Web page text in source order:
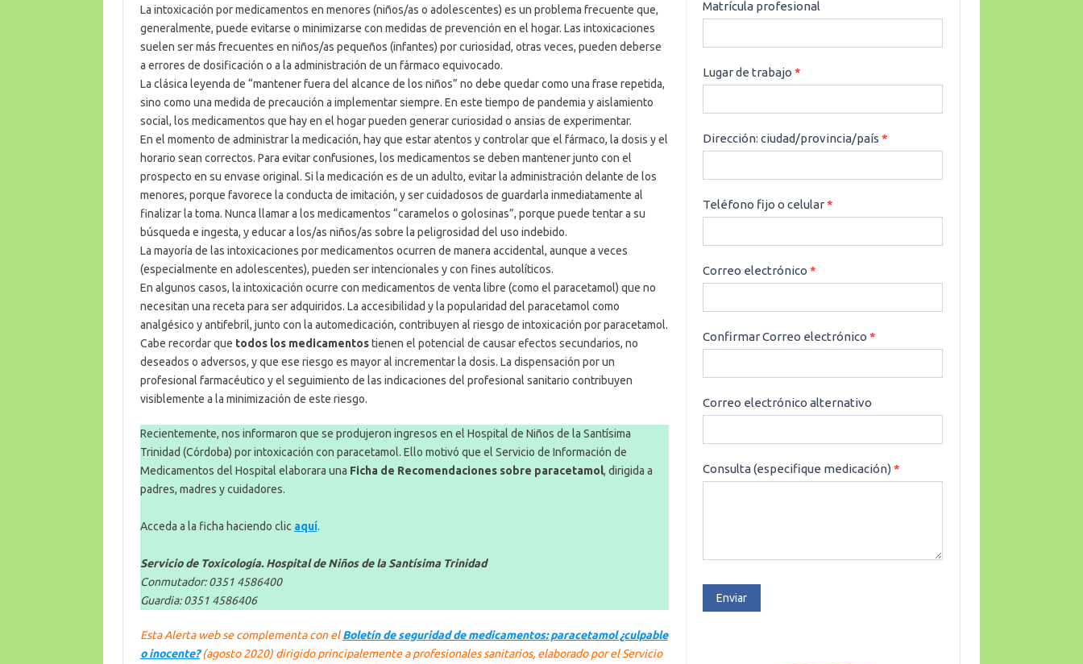
La intoxicación por medicamentos en menores (niños/as o adolescentes) es un problema frecuente que,
generalmente, puede evitarse o minimizarse con medidas de prevención en el hogar. Las intoxicaciones
suelen ser más frecuentes en niños/as pequeños (infantes) por curiosidad, otras veces, pueden deberse
a errores de dosificación o a la administración de un fármaco equivocado.
La clásica leyenda de “mantener fuera del alcance de los niños” no debe quedar como una frase repetida,
sino como una medida de precaución a implementar siempre. En este tiempo de pandemia y aislamiento
social, los medicamentos que hay en el hogar pueden generar curiosidad o ansias de experimentar.
En el momento de administrar la medicación, hay que estar atentos y controlar que el fármaco, la dosis y el
horario sean correctos. Para evitar confusiones, los medicamentos se deben mantener junto con el
prospecto en su envase original. Si la medicación es de un adulto, evitar la administración delante de los
menores, porque favorece la conducta de imitación, y ser cuidadosos de guardarla inmediatamente al
finalizar la toma. Nunca llamar a los medicamentos “caramelos o golosinas”, porque puede tentar a su
búsqueda e ingesta, y educar a los/as niños/as sobre la peligrosidad del uso indebido.
La mayoría de las intoxicaciones por medicamentos ocurren de manera accidental, aunque a veces
(especialmente en adolescentes), pueden ser intencionales y con fines autolíticos.
En algunos casos, la intoxicación ocurre con medicamentos de venta libre (como el paracetamol) que no
necesitan una receta para ser adquiridos. La accesibilidad y la popularidad del paracetamol como
analgésico y antifebril, junto con la automedicación, contribuyen al riesgo de intoxicación por paracetamol.
Cabe recordar que todos los medicamentostienen el potencial de causar efectos secundarios, no
deseados o adversos, y que ese riesgo es mayor al incrementar la dosis. La dispensación por un
profesional farmacéutico y el seguimiento de las indicaciones del profesional sanitario contribuyen
visiblemente a la minimización de este riesgo.
Recientemente, nos informaron que se produjeron ingresos en el Hospital de Niños de la Santísima
Trinidad (Córdoba) por intoxicación con paracetamol. Ello motivó que el Servicio de Información de
Medicamentos del Hospital elaborara una Ficha de Recomendaciones sobre paracetamol, dirigida a
padres, madres y cuidadores.
Acceda a la ficha haciendo clic aquí.
Servicio de Toxicología. Hospital de Niños de la Santísima Trinidad
Conmutador: 0351 4586400
Guardia: 0351 4586406
Esta Alerta web se complementa con elBoletín de seguridad de medicamentos: paracetamol ¿culpable
o inocente? (agosto 2020) dirigido principalemente a profesionales sanitarios, elaborado por el Servicio
Matrícula profesional
Lugar de trabajo*
Dirección: ciudad/provincia/país*
Teléfono fijo o celular*
Correo electrónico*
Confirmar Correo electrónico*
Correo electrónico alternativo
Consulta (especifique medicación)*
Enviar